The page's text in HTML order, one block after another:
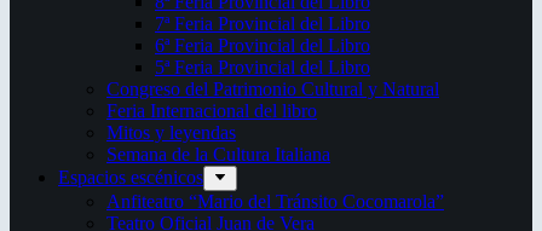
7ª Feria Provincial del Libro
6ª Feria Provincial del Libro
5ª Feria Provincial del Libro
Congreso del Patrimonio Cultural y Natural
Feria Internacional del libro
Mitos y leyendas
Semana de la Cultura Italiana
Espacios escénicos
Anfiteatro “Mario del Tránsito Cocomarola”
Teatro Oficial Juan de Vera